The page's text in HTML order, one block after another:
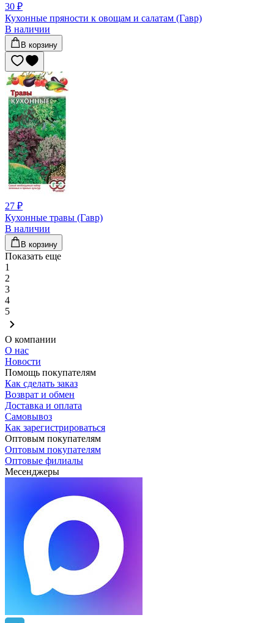
30 ₽
Кухонные пряности к овощам и салатам (Гавр)
В наличии
В корзину
27 ₽
Кухонные травы (Гавр)
В наличии
В корзину
Показать еще
1
2
3
4
5
О компании
О нас
Новости
Помощь покупателям
Как сделать заказ
Возврат и обмен
Доставка и оплата
Самовывоз
Как зарегистрироваться
Оптовым покупателям
Оптовым покупателям
Оптовые филиалы
Месенджеры